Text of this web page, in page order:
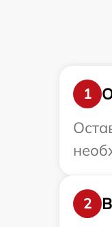
1
2